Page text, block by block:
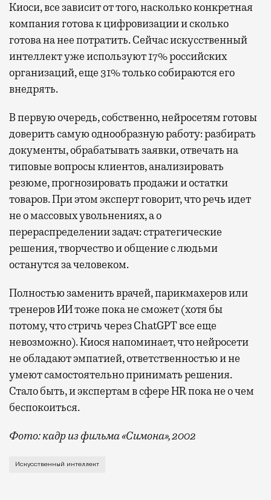
Киоси, все зависит от того, насколько конкретная
компания готова к цифровизации и сколько
готова на нее потратить. Сейчас искусственный
интеллект уже используют 17% российских
организаций, еще 31% только собираются его
внедрять.
В первую очередь, собственно, нейросетям готовы
доверить самую однообразную работу: разбирать
документы, обрабатывать заявки, отвечать на
типовые вопросы клиентов, анализировать
резюме, прогнозировать продажи и остатки
товаров. При этом эксперт говорит, что речь идет
не о массовых увольнениях, а о
перераспределении задач: стратегические
решения, творчество и общение с людьми
останутся за человеком.
Полностью заменить врачей, парикмахеров или
тренеров ИИ тоже пока не сможет (хотя бы
потому, что стричь через ChatGPT все еще
невозможно). Киося напоминает, что нейросети
не обладают эмпатией, ответственностью и не
умеют самостоятельно принимать решения.
Стало быть, и экспертам в сфере HR пока не о чем
беспокоиться.
Фото: кадр из фильма «Симона», 2002
Ни одна неделя уже не обходится без нового
Искусственный интеллект